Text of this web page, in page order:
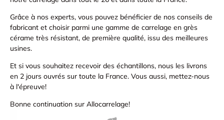
Grâce à nos experts, vous pouvez bénéficier de nos conseils de
fabricant et choisir parmi une gamme de carrelage en grès
cérame très résistant, de première qualité, issu des meilleures
usines.
Et si vous souhaitez recevoir des échantillons, nous les livrons
en 2 jours ouvrés sur toute la France. Vous aussi, mettez-nous
à l'épreuve!
Bonne continuation sur Allocarrelage!